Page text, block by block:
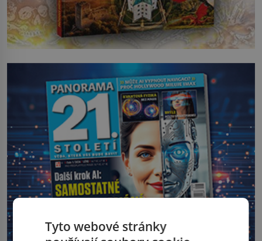
Tyto webové stránky